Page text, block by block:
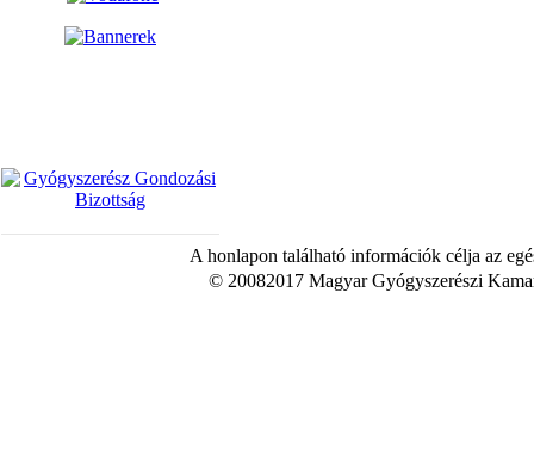
A honlapon található információk célja az
© 20082017 Magyar Gyógyszerészi